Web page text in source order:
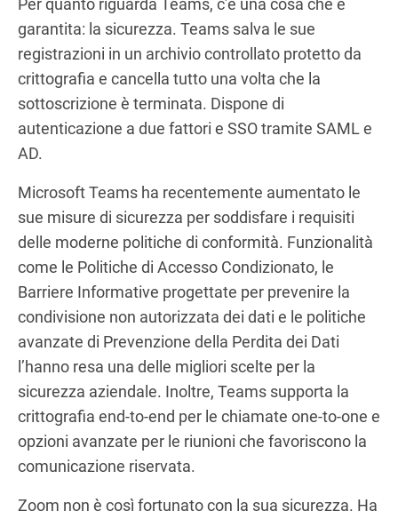
garantita: la sicurezza. Teams salva le sue
registrazioni in un archivio controllato protetto da
crittografia e cancella tutto una volta che la
sottoscrizione è terminata. Dispone di
autenticazione a due fattori e SSO tramite SAML e
AD.
Microsoft Teams ha recentemente aumentato le
sue misure di sicurezza per soddisfare i requisiti
delle moderne politiche di conformità. Funzionalità
come le Politiche di Accesso Condizionato, le
Barriere Informative progettate per prevenire la
condivisione non autorizzata dei dati e le politiche
avanzate di Prevenzione della Perdita dei Dati
l’hanno resa una delle migliori scelte per la
sicurezza aziendale. Inoltre, Teams supporta la
crittografia end-to-end per le chiamate one-to-one e
opzioni avanzate per le riunioni che favoriscono la
comunicazione riservata.
Zoom non è così fortunato con la sua sicurezza. Ha